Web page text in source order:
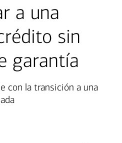
a una
sin
garantía
con la transición a una